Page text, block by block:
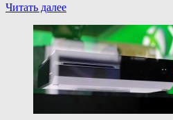
впервые
с
2013
года
cерия
пропустит
старые
Читать далееПрочитать
о
Обновления
для
игр
на
Xbox